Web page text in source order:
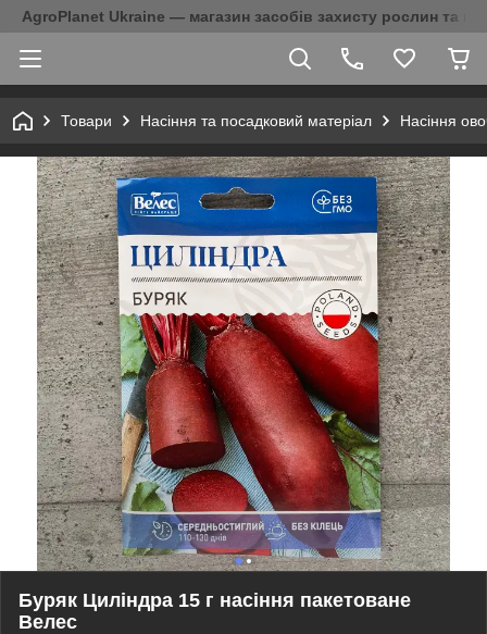
AgroPlanet Ukraine — магазин засобів захисту рослин та
Товари Насіння та посадковий матеріал Насіння
Буряк Циліндра 15 г насіння пакетоване
Велес